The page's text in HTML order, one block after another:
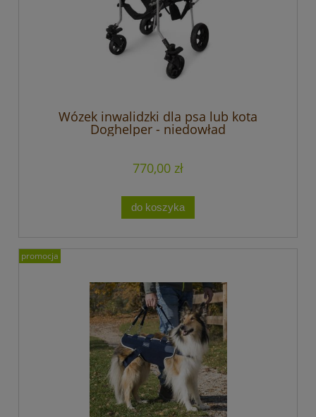
Wózek inwalidzki dla psa lub kota
Doghelper - niedowład
czterokończynowy
770,00 zł
do koszyka
promocja